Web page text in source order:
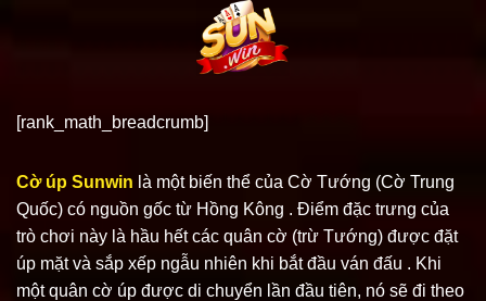
[rank_math_breadcrumb]
Cờ úp Sunwin là một biến thể của Cờ Tướng (Cờ Trung
Quốc) có nguồn gốc từ Hồng Kông . Điểm đặc trưng của
trò chơi này là hầu hết các quân cờ (trừ Tướng) được đặt
úp mặt và sắp xếp ngẫu nhiên khi bắt đầu ván đấu . Khi
một quân cờ úp được di chuyển lần đầu tiên, nó sẽ đi theo